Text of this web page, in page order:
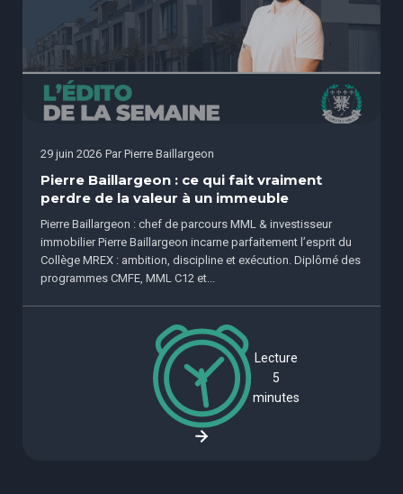
29 juin 2026 Par Pierre Baillargeon
Pierre Baillargeon : ce qui fait vraiment
perdre de la valeur à un immeuble
Pierre Baillargeon : chef de parcours MML & investisseur
immobilier Pierre Baillargeon incarne parfaitement l’esprit du
Collège MREX : ambition, discipline et exécution. Diplômé des
programmes CMFE, MML C12 et...
Lecture
5
minutes